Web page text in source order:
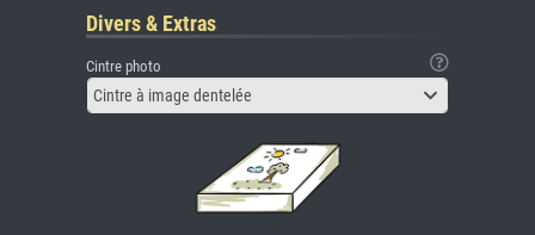
Divers & Extras
Cintre photo
Cintre à image dentelée